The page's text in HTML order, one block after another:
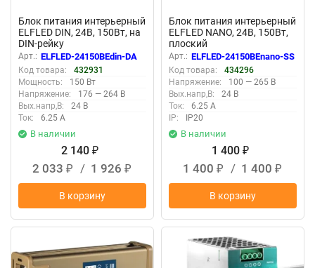
Блок питания интерьерный
ELFLED DIN, 24В, 150Вт, на
DIN-рейку
Арт.: ELFLED-24150BEdin-DA
Код товара:
432931
Мощность:
150 Вт
Напряжение:
176 — 264 В
Вых.напр,В:
24 В
Ток:
6.25 А
В наличии
2 140 ₽
2 033 ₽ / 1 926 ₽
В корзину
Блок питания интерьерный
ELFLED NANO, 24В, 150Вт,
плоский
Арт.: ELFLED-24150BEnano-SS
Код товара:
434296
Напряжение:
100 — 265 В
Вых.напр,В:
24 В
Ток:
6.25 А
IP:
IP20
В наличии
1 400 ₽
1 400 ₽ / 1 400 ₽
В корзину
New